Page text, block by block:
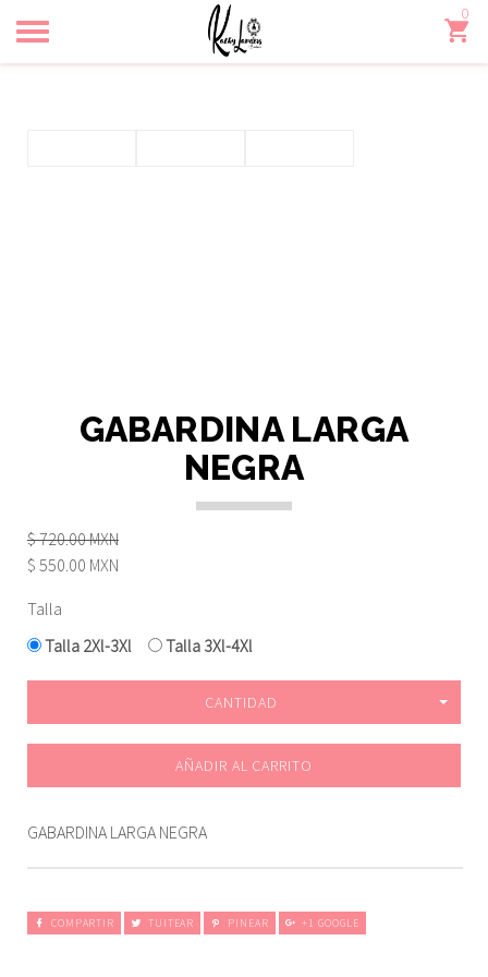
Toggle
navigation
0
GABARDINA LARGA
NEGRA
$ 720.00 MXN
$ 550.00 MXN
Talla
Talla 2Xl-3Xl
Talla 3Xl-4Xl
CANTIDAD
AÑADIR AL CARRITO
GABARDINA LARGA NEGRA
COMPARTIR TUITEAR PINEAR +1 GOOGLE